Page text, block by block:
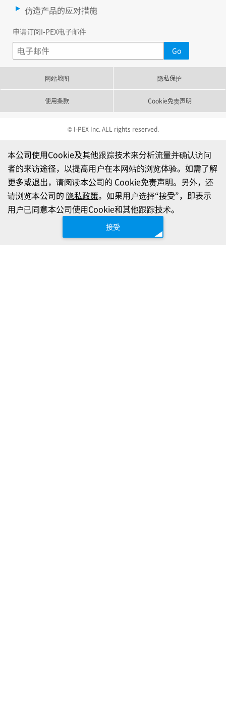
仿造产品的应对措施
申请订阅I-PEX电子邮件
网站地图 隐私保护
使用条款 Cookie免责声明
© I-PEX Inc. ALL rights reserved.
本公司使用Cookie及其他跟踪技术来分析流量并确认访问
者的来访途径，以提高用户在本网站的浏览体验。如需了解
更多或退出，请阅读本公司的 Cookie免责声明。另外，还
请浏览本公司的 隐私政策。如果用户选择“接受”，即表示
用户已同意本公司使用Cookie和其他跟踪技术。
接受